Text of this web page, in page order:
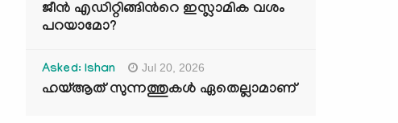
ജീൻ എഡിറ്റിങ്ങിന്‍റെ ഇസ്ലാമിക വശം
പറയാമോ?
Asked: Ishan Jul 20, 2026
ഹയ്ആത് സുന്നത്തുകൾ ഏതെല്ലാമാണ്